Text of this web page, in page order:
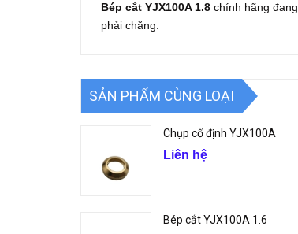
Bép cắt YJX100A 1.8 chính hãng
phải chăng.
SẢN PHẨM CÙNG LOẠI
Chụp cố định YJX100A
Liên hệ
Bép cắt YJX100A 1.6